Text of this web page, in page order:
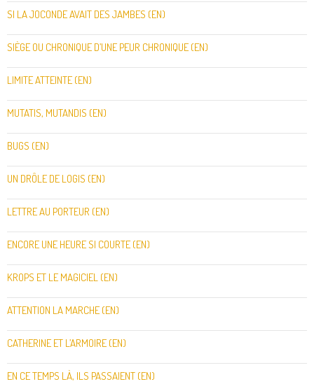
SI LA JOCONDE AVAIT DES JAMBES (EN)
SIÈGE OU CHRONIQUE D’UNE PEUR CHRONIQUE (EN)
LIMITE ATTEINTE (EN)
MUTATIS, MUTANDIS (EN)
BUGS (EN)
UN DRÔLE DE LOGIS (EN)
LETTRE AU PORTEUR (EN)
ENCORE UNE HEURE SI COURTE (EN)
KROPS ET LE MAGICIEL (EN)
ATTENTION LA MARCHE (EN)
CATHERINE ET L’ARMOIRE (EN)
EN CE TEMPS LÀ, ILS PASSAIENT (EN)